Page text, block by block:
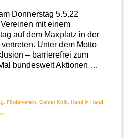
Donnerstag 5.5.22
mit einem
auf dem Maxplatz in der
Unter dem Motto
– barrierefrei zum
bundesweit Aktionen …
Förderverein Günter Kolb Hand in Hand